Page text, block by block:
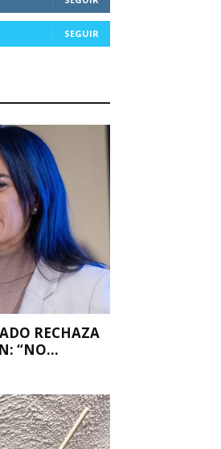
SEGUIR
RECHAZA
“NO...